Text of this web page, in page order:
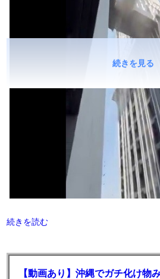
続きを読む
続きを見る
【動画あり】沖縄でガチ化け